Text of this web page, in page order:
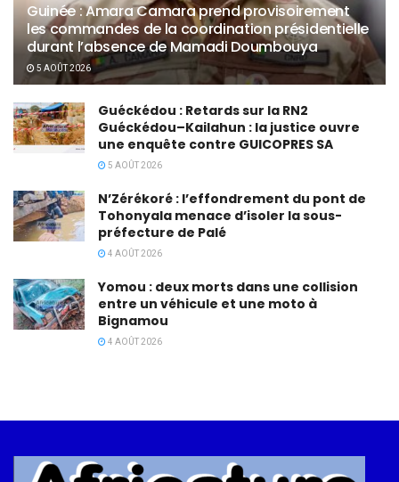
Guinée : Amara Camara prend provisoirement
les commandes de la coordination présidentielle
durant l’absence de Mamadi Doumbouya
5 AOÛT 2026
Guéckédou : Retards sur la RN2
Guéckédou–Kailahun : la justice ouvre
une enquête contre GUICOPRES SA
5 AOÛT 2026
N’Zérékoré : l’effondrement du pont de
Tohonyala menace d’isoler la sous-
préfecture de Palé
4 AOÛT 2026
Yomou : deux morts dans une collision
entre un véhicule et une moto à
Bignamou
4 AOÛT 2026